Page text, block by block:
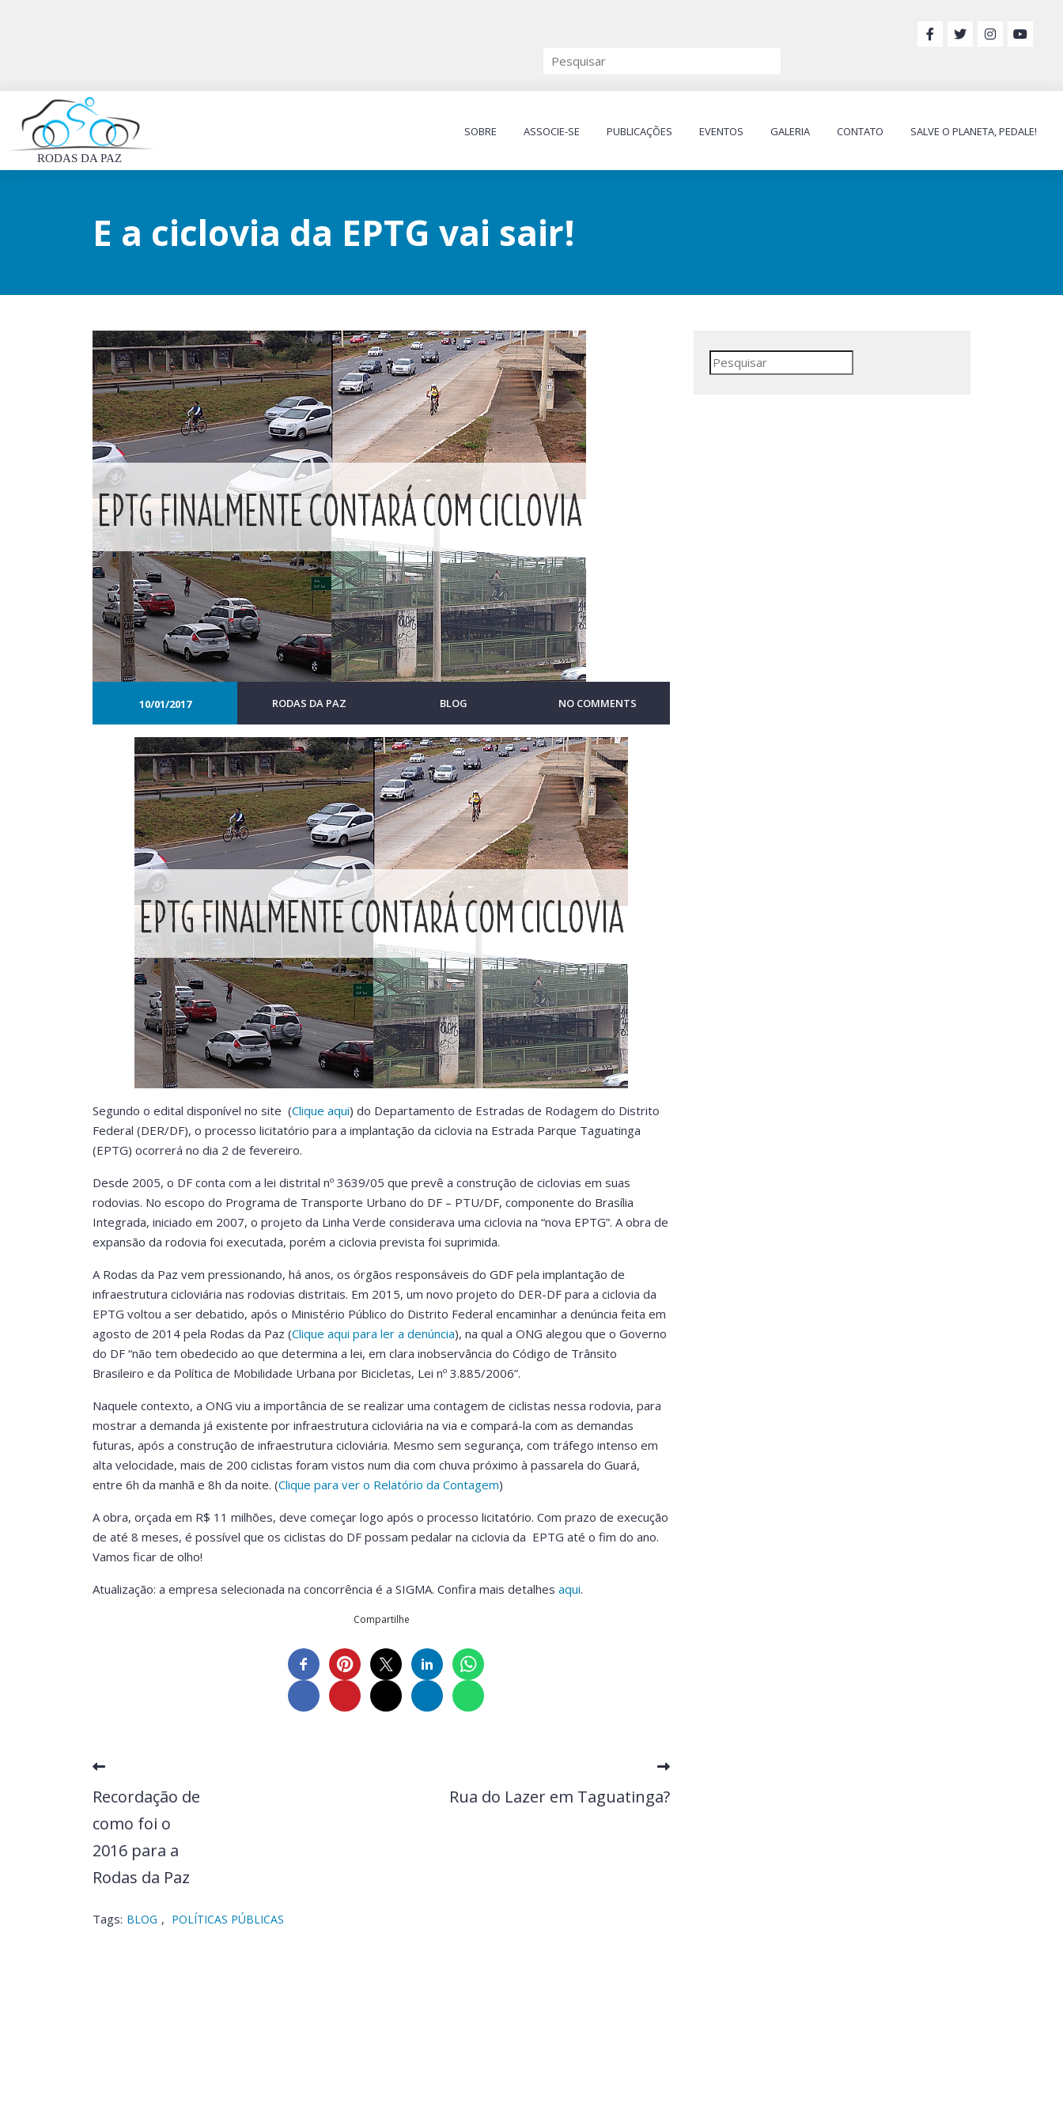
RODAS DA PAZ
SOBRE ASSOCIE-SE PUBLICAÇÕES EVENTOS GALERIA CONTATO SALVE O PLANETA, PEDALE!
E a ciclovia da EPTG vai sair!
10/01/2017 RODAS DA PAZ BLOG NO COMMENTS
Segundo o edital disponível no site (Clique aqui) do Departamento de Estradas de Rodagem do Distrito
Federal (DER/DF), o processo licitatório para a implantação da ciclovia na Estrada Parque Taguatinga
(EPTG) ocorrerá no dia 2 de fevereiro.
Desde 2005, o DF conta com a lei distrital nº 3639/05 que prevê a construção de ciclovias em suas
rodovias. No escopo do Programa de Transporte Urbano do DF – PTU/DF, componente do Brasília
Integrada, iniciado em 2007, o projeto da Linha Verde considerava uma ciclovia na “nova EPTG”. A obra de
expansão da rodovia foi executada, porém a ciclovia prevista foi suprimida.
A Rodas da Paz vem pressionando, há anos, os órgãos responsáveis do GDF pela implantação de
infraestrutura cicloviária nas rodovias distritais. Em 2015, um novo projeto do DER-DF para a ciclovia da
EPTG voltou a ser debatido, após o Ministério Público do Distrito Federal encaminhar a denúncia feita em
agosto de 2014 pela Rodas da Paz (Clique aqui para ler a denúncia), na qual a ONG alegou que o Governo
do DF “não tem obedecido ao que determina a lei, em clara inobservância do Código de Trânsito
Brasileiro e da Política de Mobilidade Urbana por Bicicletas, Lei nº 3.885/2006”.
Naquele contexto, a ONG viu a importância de se realizar uma contagem de ciclistas nessa rodovia, para
mostrar a demanda já existente por infraestrutura cicloviária na via e compará-la com as demandas
futuras, após a construção de infraestrutura cicloviária. Mesmo sem segurança, com tráfego intenso em
alta velocidade, mais de 200 ciclistas foram vistos num dia com chuva próximo à passarela do Guará,
entre 6h da manhã e 8h da noite. (Clique para ver o Relatório da Contagem)
A obra, orçada em R$ 11 milhões, deve começar logo após o processo licitatório. Com prazo de execução
de até 8 meses, é possível que os ciclistas do DF possam pedalar na ciclovia da EPTG até o fim do ano.
Vamos ficar de olho!
Atualização: a empresa selecionada na concorrência é a SIGMA. Confira mais detalhes aqui.
Compartilhe
Recordação de
como foi o
2016 para a
Rodas da Paz
Rua do Lazer em Taguatinga?
Tags: BLOG , POLÍTICAS PÚBLICAS
Pesquisar